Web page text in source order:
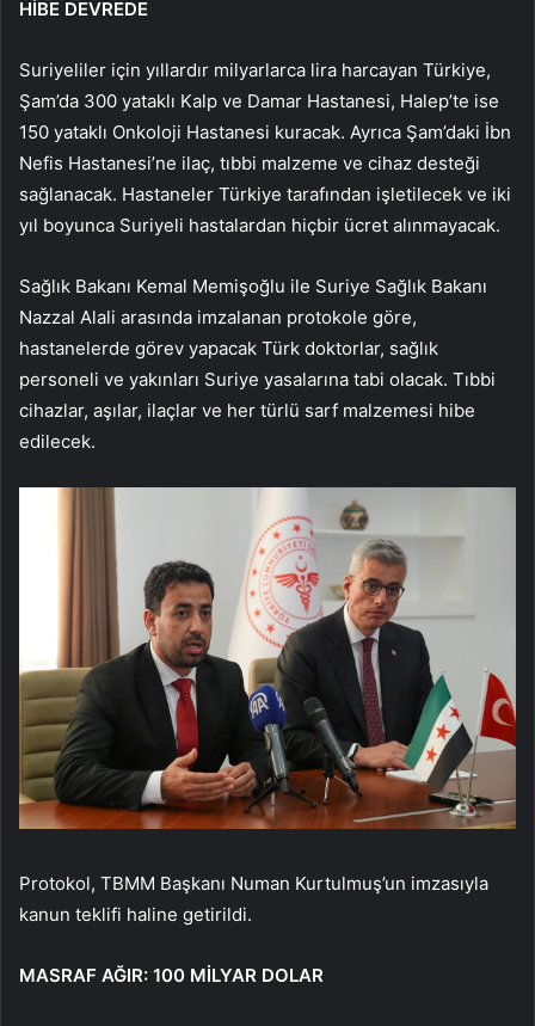
HİBE DEVREDE
Suriyeliler için yıllardır milyarlarca lira harcayan Türkiye,
Şam’da 300 yataklı Kalp ve Damar Hastanesi, Halep’te ise
150 yataklı Onkoloji Hastanesi kuracak. Ayrıca Şam’daki İbn
Nefis Hastanesi’ne ilaç, tıbbi malzeme ve cihaz desteği
sağlanacak. Hastaneler Türkiye tarafından işletilecek ve iki
yıl boyunca Suriyeli hastalardan hiçbir ücret alınmayacak.
Sağlık Bakanı Kemal Memişoğlu ile Suriye Sağlık Bakanı
Nazzal Alali arasında imzalanan protokole göre,
hastanelerde görev yapacak Türk doktorlar, sağlık
personeli ve yakınları Suriye yasalarına tabi olacak. Tıbbi
cihazlar, aşılar, ilaçlar ve her türlü sarf malzemesi hibe
edilecek.
Protokol, TBMM Başkanı Numan Kurtulmuş’un imzasıyla
kanun teklifi haline getirildi.
MASRAF AĞIR: 100 MİLYAR DOLAR